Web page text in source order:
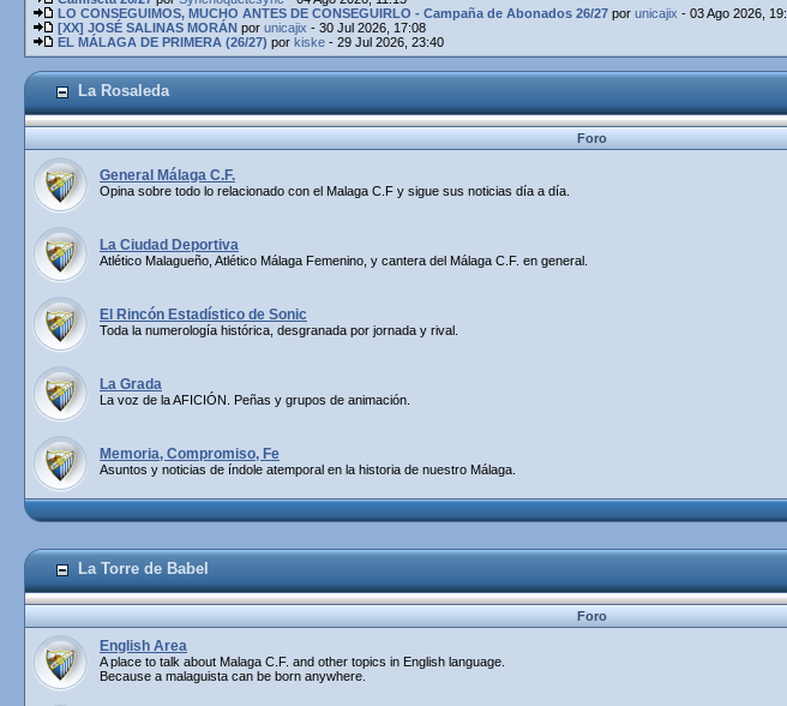
LO CONSEGUIMOS, MUCHO ANTES DE CONSEGUIRLO - Campaña de Abonados 26/27 por unicajix - 03 Ago 2026,
[XX] JOSÉ SALINAS MORÁN por unicajix - 30 Jul 2026, 17:08
EL MÁLAGA DE PRIMERA (26/27) por kiske - 29 Jul 2026, 23:40
La Rosaleda
Foro
General Málaga C.F.
Opina sobre todo lo relacionado con el Malaga C.F y sigue sus noticias día a día.
La Ciudad Deportiva
Atlético Malagueño, Atlético Málaga Femenino, y cantera del Málaga C.F. en general.
El Rincón Estadístico de Sonic
Toda la numerología histórica, desgranada por jornada y rival.
La Grada
La voz de la AFICIÓN. Peñas y grupos de animación.
Memoria, Compromiso, Fe
Asuntos y noticias de índole atemporal en la historia de nuestro Málaga.
La Torre de Babel
Foro
English Area
A place to talk about Malaga C.F. and other topics in English language.
Because a malaguista can be born anywhere.